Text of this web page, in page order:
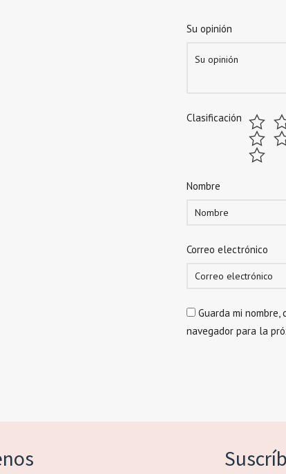
Su opinión
Clasificación
Nombre
Correo electrónico
Guarda mi
navegador para la